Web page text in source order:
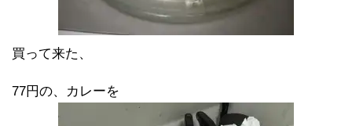
買って来た、
77円の、カレーを